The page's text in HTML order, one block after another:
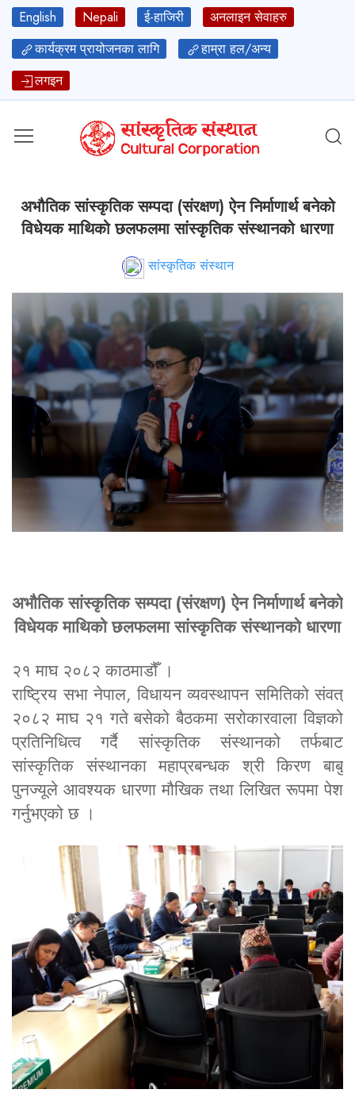
English Nepali ई-हाजिरी
अनलाइन सेवाहरु
कार्यक्रम प्रायोजनका लागि
हाम्रा हल/अन्य
लगइन
अभौतिक सांस्कृतिक सम्पदा (संरक्षण) ऐन निर्माणार्थ बनेको
विधेयक माथिको छलफलमा सांस्कृतिक संस्थानको धारणा
सांस्कृतिक संस्थान
अभौतिक सांस्कृतिक सम्पदा (संरक्षण) ऐन निर्माणार्थ बनेको
विधेयक माथिको छलफलमा सांस्कृतिक संस्थानको धारणा
२१ माघ २०८२ काठमाडौँ ।
राष्ट्रिय सभा नेपाल, विधायन व्यवस्थापन समितिको संवत्
२०८२ माघ २१ गते बसेको बैठकमा सरोकारवाला विज्ञको
प्रतिनिधित्व गर्दै सांस्कृतिक संस्थानको तर्फबाट
सांस्कृतिक संस्थानका महाप्रबन्धक श्री किरण बाबु
पुनज्यूले आवश्यक धारणा मौखिक तथा लिखित रूपमा पेश
गर्नुभएको छ ।